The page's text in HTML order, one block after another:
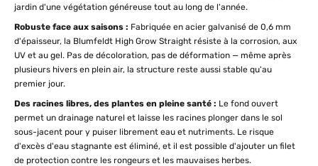
jardin d'une végétation généreuse tout au long de l'année.
Robuste face aux saisons : Fabriquée en acier galvanisé de 0,6 mm
d'épaisseur, la Blumfeldt High Grow Straight résiste à la corrosion, aux
UV et au gel. Pas de décoloration, pas de déformation — même après
plusieurs hivers en plein air, la structure reste aussi stable qu'au
premier jour.
Des racines libres, des plantes en pleine santé : Le fond ouvert
permet un drainage naturel et laisse les racines plonger dans le sol
sous-jacent pour y puiser librement eau et nutriments. Le risque
d'excès d'eau stagnante est éliminé, et il est possible d'ajouter un filet
de protection contre les rongeurs et les mauvaises herbes.